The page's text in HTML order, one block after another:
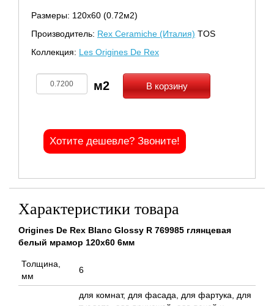
Размеры: 120х60 (0.72м2)
Производитель: Rex Ceramiche (Италия) TOS
Коллекция: Les Origines De Rex
В корзину
Хотите дешевле? Звоните!
Характеристики товара
Origines De Rex Blanc Glossy R 769985 глянцевая
белый мрамор 120x60 6мм
Толщина,
мм
6
для комнат, для фасада, для фартука, для